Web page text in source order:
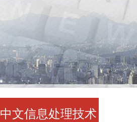
中文信息处理技术